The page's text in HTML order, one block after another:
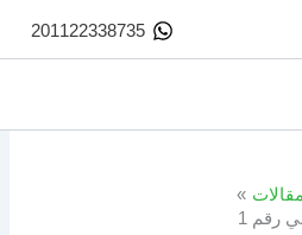
201122338735
رقم 1